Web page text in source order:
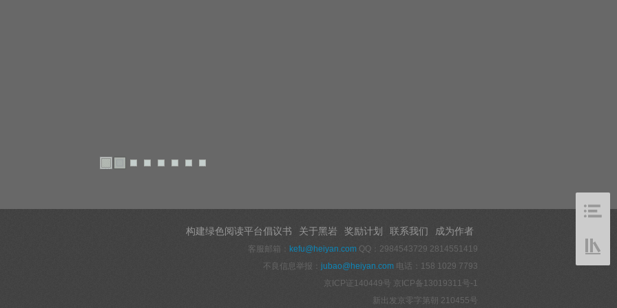
构建绿色阅读平台倡议书 关于黑岩 奖励计划 联系我们 成为作者
客服邮箱： kefu@heiyan.com QQ：2984543729 2814551419
不良信息举报： jubao@heiyan.com 电话：158 1029 7793
京ICP证140449号 京ICP备13019311号-1
新出发京零字第朝 210455号